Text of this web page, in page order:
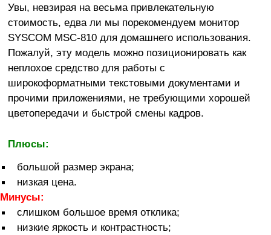
Увы, невзирая на весьма привлекательную
стоимость, едва ли мы порекомендуем монитор
SYSCOM MSC-810 для домашнего использования.
Пожалуй, эту модель можно позиционировать как
неплохое средство для работы с
широкоформатными текстовыми документами и
прочими приложениями, не требующими хорошей
цветопередачи и быстрой смены кадров.
Плюсы:
большой размер экрана;
низкая цена.
Минусы:
слишком большое время отклика;
низкие яркость и контрастность;